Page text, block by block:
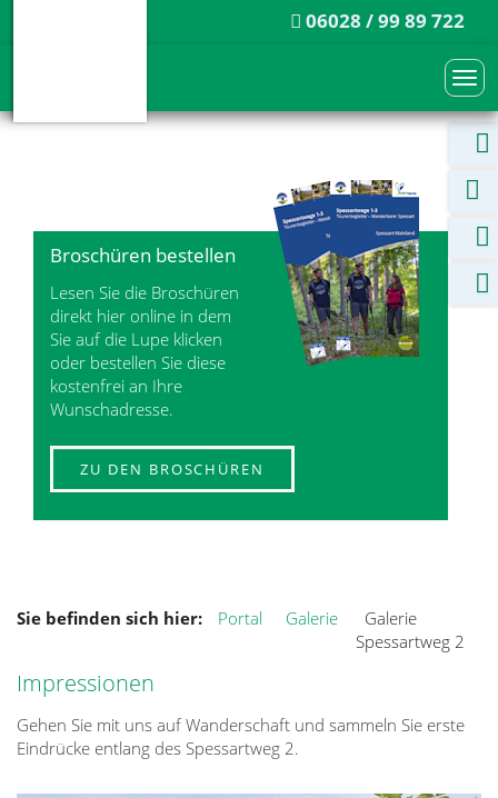
06028 / 99 89 722
Broschüren bestellen
Lesen Sie die Broschüren
direkt hier online in dem
Sie auf die Lupe klicken
oder bestellen Sie diese
kostenfrei an Ihre
Wunschadresse.
ZU DEN BROSCHÜREN
Sie befinden sich hier: Portal Galerie
Galerie
Spessartweg 2
Impressionen
Gehen Sie mit uns auf Wanderschaft und sammeln Sie erste
Eindrücke entlang des Spessartweg 2.